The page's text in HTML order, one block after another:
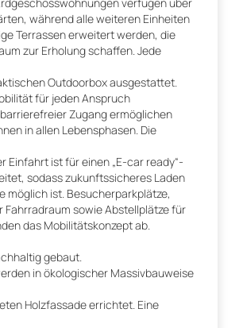
verfügen über
während alle weiteren Einheiten
Terrassen erweitert werden, die
zur Erholung schaffen. Jede
Outdoorbox ausgestattet.
für jeden Anspruch
Zugang ermöglichen
in allen Lebensphasen. Die
Einfahrt ist für einen „E-car ready“-
sodass zukunftssicheres Laden
möglich ist. Besucherparkplätze,
Fahrradraum sowie Abstellplätze für
das Mobilitätskonzept ab.
gebaut.
in ökologischer Massivbauweise
Holzfassade errichtet. Eine